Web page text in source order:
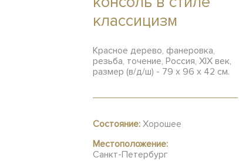
классицизм
Красное дерево, фанеровка,
резьба, точение, Россия, XIX век,
размер (в/д/ш) - 79 х 96 х 42 см.
Состояние: Хорошее
Местоположение:
Санкт-Петербург